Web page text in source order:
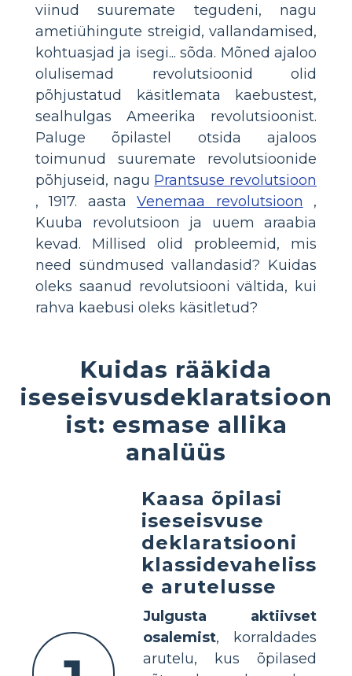
viinud suuremate tegudeni, nagu
ametiühingute streigid, vallandamised,
kohtuasjad ja isegi... sõda. Mõned ajaloo
olulisemad revolutsioonid olid
põhjustatud käsitlemata kaebustest,
sealhulgas Ameerika revolutsioonist.
Paluge õpilastel otsida ajaloos
toimunud suuremate revolutsioonide
põhjuseid, nagu Prantsuse revolutsioon
, 1917. aastaVenemaa revolutsioon ,
Kuuba revolutsioon ja uuem araabia
kevad. Millised olid probleemid, mis
need sündmused vallandasid? Kuidas
oleks saanud revolutsiooni vältida, kui
rahva kaebusi oleks käsitletud?
Kuidas rääkida
iseseisvusdeklaratsioon
ist: esmase allika
analüüs
Kaasa õpilasi
iseseisvuse
deklaratsiooni
klassidevaheliss
e arutelusse
Julgusta aktiivset
osalemist, korraldades
arutelu, kus õpilased